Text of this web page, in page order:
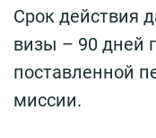
Срок действия
визы – 90 дней
поставленной
миссии.